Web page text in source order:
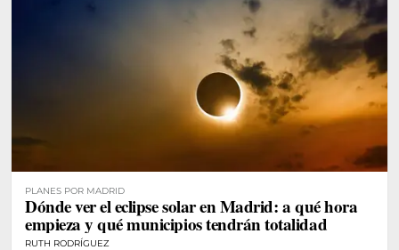
PLANES POR MADRID
Dónde ver el eclipse solar en Madrid: a qué hora
empieza y qué municipios tendrán totalidad
RUTH RODRÍGUEZ